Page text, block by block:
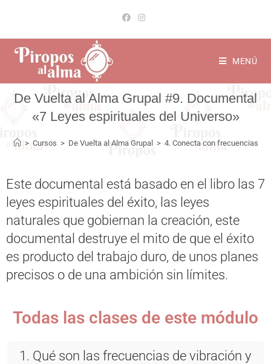
MENÚ
9. Documental
«7 Leyes espirituales del Universo»
> Cursos > De Vuelta al Alma Grupal > 4. Conecta con frecuencias
Este documental está basado en el libro las 7
leyes espirituales del éxito, las leyes
naturales que gobiernan la creación, este
documental destruye el mito de que el éxito
es producto del trabajo duro, de unos planes
precisos o de una ambición sin límites.
Todas las clases de este módulo
1. Qué son las frecuencias de vibración y